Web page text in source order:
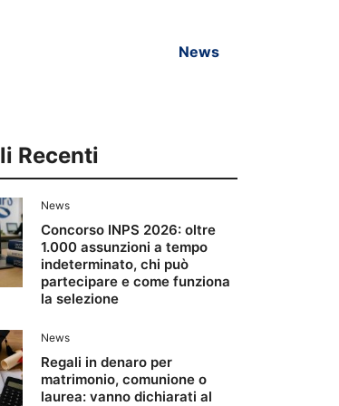
News
Recenti
News
Concorso INPS 2026: oltre
1.000 assunzioni a tempo
indeterminato, chi può
partecipare e come funziona
la selezione
News
Regali in denaro per
matrimonio, comunione o
laurea: vanno dichiarati al